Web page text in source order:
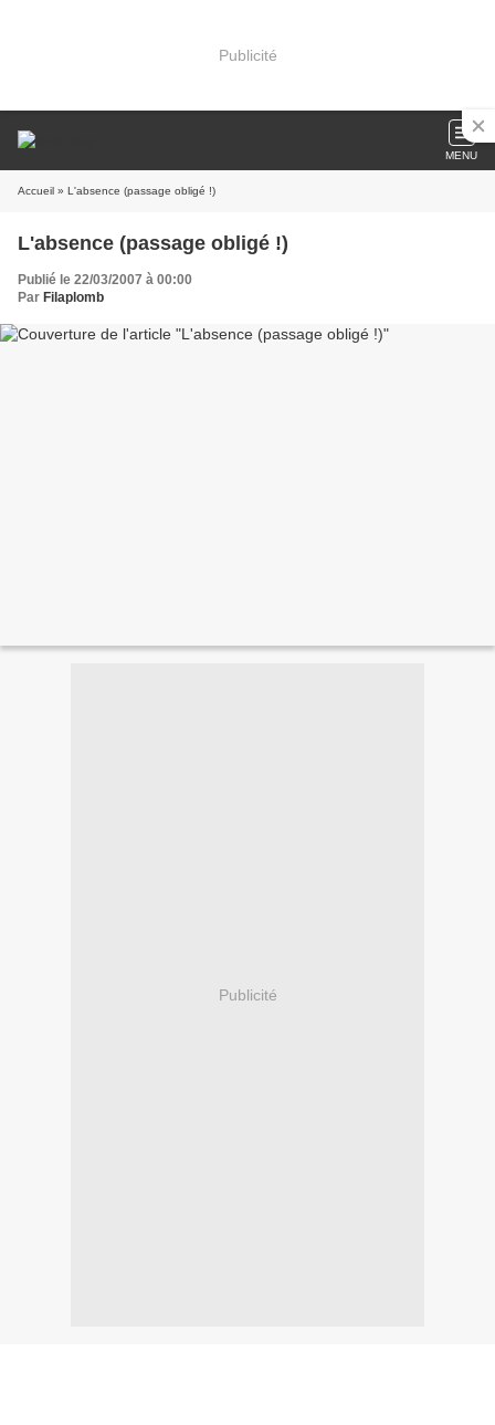
Publicité
MENU
Accueil » L'absence (passage obligé !)
L'absence (passage obligé !)
Publié le 22/03/2007 à 00:00
Par Filaplomb
Publicité